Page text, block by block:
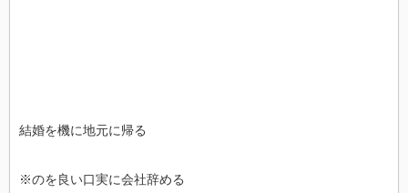
結婚を機に地元に帰る
※のを良い口実に会社辞める